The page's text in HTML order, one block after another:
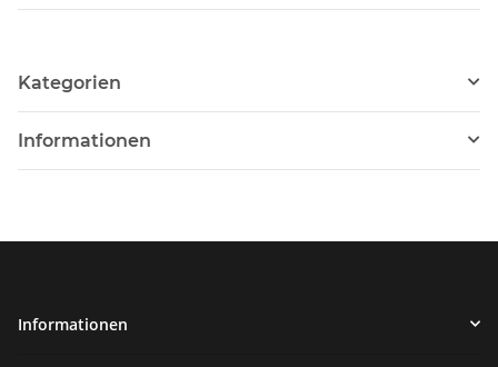
Kategorien
Informationen
Informationen